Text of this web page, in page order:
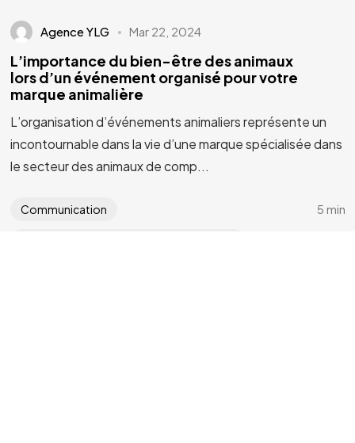
Agence YLG Mar 22, 2024
L’importance du bien-être des animaux
lors d’un événement organisé pour votre
marque animalière
L’organisation d’événements animaliers représente un
incontournable dans la vie d’une marque spécialisée dans
le secteur des animaux de comp...
Communication 5 min
Parlons-en